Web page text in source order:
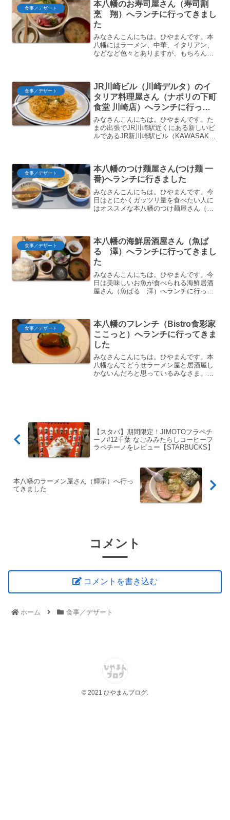
とお高めですが、満足感の...
食事／デザート
本八幡のお寿司屋さん（寿司割
烹 翔）へランチに行ってきまし
た
みなさんこんにちは。ひやまんです。本
八幡にはラーメン、中華、イタリアン、
などなど色々とありますが、もちろん和
後のミニコーヒーが付いて...
食事／デザート
JR川崎ビル（川崎デルタ）のイ
タリア料理屋さん（ナポリの下町
食堂 川崎店）へランチに行って
きました
みなさんこんにちは。ひやまんです。た
まの出張でJR川崎駅近くにある新しいビ
ルであるJR新川崎駅ビル（KAWASAKI
を頂きま...
食事／デザート
本八幡のつけ麺屋さん(つけ麺 一
番)へランチに行きました
みなさんこんにちは。ひやまんです。今
日はとにかくガッツリ量を食べたい人に
はオススメな本八幡のつけ麺屋さん（つ
駅建物に沿ってまっすぐ行...
食事／デザート
本八幡の海鮮居酒屋さん（魚ば
る 澤）へランチに行ってきまし
た
みなさんこんにちは。ひやまんです。今
日は美味しいお魚が食べられる海鮮居酒
屋さん（魚ばる 澤）へランチに行って
わけでやってきたの...
食事／デザート
本八幡のフレンチ（Bistro食彩家
ここっと）へランチに行ってきま
した
みなさんこんにちは。ひやまんです。本
八幡なんてどうせラーメン屋と居酒屋し
かないんだろと思っているみなさま。実
【スタバ】期間限定！JIMOTOフラペチ
ーノ#12千葉 なごみみたらしコーヒーフ
ラペチーノをレビュー【STARBUCKS】
本八幡のラーメン屋さん（輝宗）へ行っ
てきました
コメント
コメントを書き込む
ホーム 食事／デザート
© 2021 ひやまんブログ.